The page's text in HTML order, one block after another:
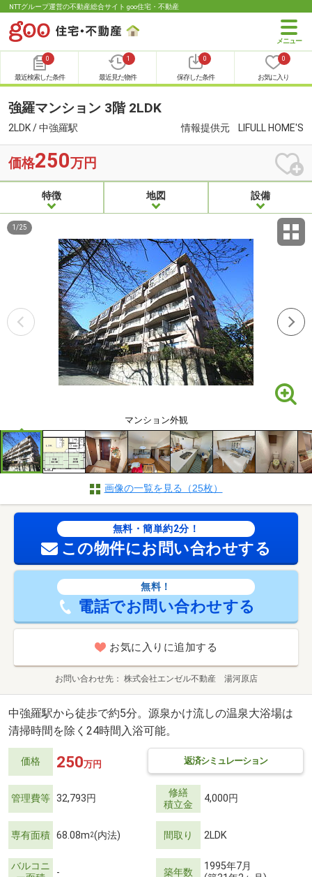
NTTグループ運営の不動産総合サイト goo住宅・不動産
0
最近検索した条件
1
最近見た物件
0
保存した条件
0
お気に入り
強羅マンション 3階 2LDK
2LDK / 中強羅駅 情報提供元 LIFULL HOME'S
価格250万円
特徴 地図 設備
マンション外観
1 /25
画像の一覧を見る（25枚）
無料・簡単約2分！
この物件にお問い合わせする
無料！
電話でお問い合わせする
お気に入りに追加する
お問い合わせ先 株式会社エンゼル不動産 湯河原店
中強羅駅から徒歩で約5分。源泉かけ流しの温泉大浴場は
清掃時間を除く24時間入浴可能。
価格 返済シミュレーション
250万円
管理費等 32,793円
修繕
積立金
4,000円
専有面積 68.08m2(内法) 間取り 2LDK
バルコニ
- 築年数
1995年7月